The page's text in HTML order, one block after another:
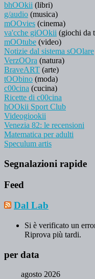
bhOOkii (libri)
g/audio (musica)
mOOvies (cinema)
va'cche giOOkii (giochi da
mOOtube (video)
Notizie dal sistema sOOlare
VerzOOra (natura)
BraveART (arte)
tOObino (moda)
c00cina (cucina)
Ricette di c00cina
hOOkii Sport Club
Videogiookii
Venezia 82: le recensioni
Matematica per adulti
Speculum artis
Segnalazioni rapide
Feed
Dal Lab
Si è verificato un
Riprova più tardi.
per data
agosto 2026